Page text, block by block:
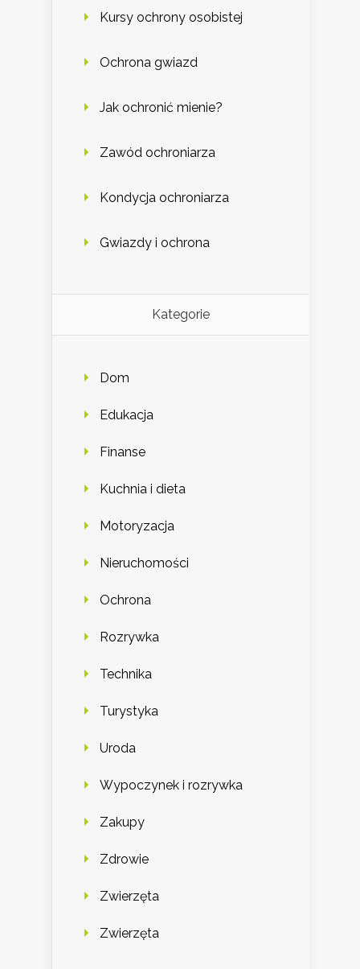
Kursy ochrony osobistej
Ochrona gwiazd
Jak ochronić mienie?
Zawód ochroniarza
Kondycja ochroniarza
Gwiazdy i ochrona
Kategorie
Dom
Edukacja
Finanse
Kuchnia i dieta
Motoryzacja
Nieruchomości
Ochrona
Rozrywka
Technika
Turystyka
Uroda
Wypoczynek i rozrywka
Zakupy
Zdrowie
Zwierzęta
Zwierzęta